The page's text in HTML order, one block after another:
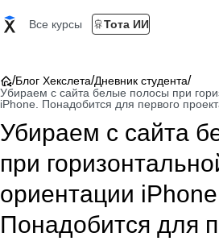
Все курсы Тота ИИ
/Блог Хекслета/Дневник студента/
Убираем с сайта белые полосы при
iPhone. Понадобится для первого
Убираем с сайта
при
ориентации
Понадобится для